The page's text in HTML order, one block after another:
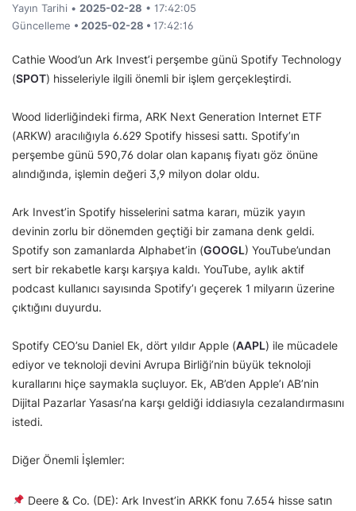
Yayın Tarihi • 2025-02-28 • 17:42:05
Güncelleme • 2025-02-28 • 17:42:16
Cathie Wood’un Ark Invest’i perşembe günü Spotify Technology
(SPOT) hisseleriyle ilgili önemli bir işlem gerçekleştirdi.
Wood liderliğindeki firma, ARK Next Generation Internet ETF
(ARKW) aracılığıyla 6.629 Spotify hissesi sattı. Spotify’ın
perşembe günü 590,76 dolar olan kapanış fiyatı göz önüne
alındığında, işlemin değeri 3,9 milyon dolar oldu.
Ark Invest’in Spotify hisselerini satma kararı, müzik yayın
devinin zorlu bir dönemden geçtiği bir zamana denk geldi.
Spotify son zamanlarda Alphabet’in (GOOGL) YouTube’undan
sert bir rekabetle karşı karşıya kaldı. YouTube, aylık aktif
podcast kullanıcı sayısında Spotify’ı geçerek 1 milyarın üzerine
çıktığını duyurdu.
Spotify CEO’su Daniel Ek, dört yıldır Apple (AAPL) ile mücadele
ediyor ve teknoloji devini Avrupa Birliği’nin büyük teknoloji
kurallarını hiçe saymakla suçluyor. Ek, AB’den Apple’ı AB’nin
Dijital Pazarlar Yasası’na karşı geldiği iddiasıyla cezalandırmasını
istedi.
Diğer Önemli İşlemler:
Deere & Co. (DE): Ark Invest’in ARKK fonu 7.654 hisse satın